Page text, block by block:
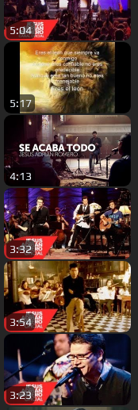
5:04
5:17
4:13
3:32
3:54
3:23